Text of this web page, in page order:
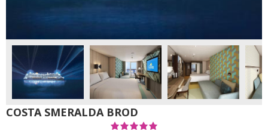
COSTA SMERALDA BROD